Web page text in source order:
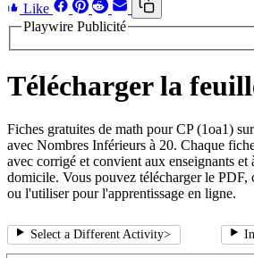
Like
Playwire Publicité
Télécharger la
Fiches gratuites de math pour CP (1oa1)
avec Nombres Inférieurs à 20. Chaque
avec corrigé et convient aux enseignants et
domicile. Vous pouvez télécharger le PDF,
ou l'utiliser pour l'apprentissage en ligne.
Select a Different Activity>